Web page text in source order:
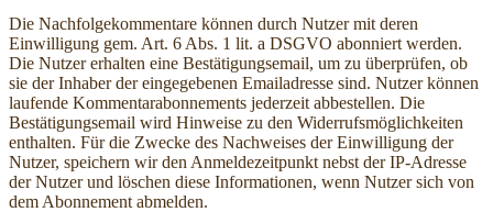
Die Nachfolgekommentare können durch Nutzer mit deren
Einwilligung gem. Art. 6 Abs. 1 lit. a DSGVO abonniert werden.
Die Nutzer erhalten eine Bestätigungsemail, um zu überprüfen, ob
sie der Inhaber der eingegebenen Emailadresse sind. Nutzer können
laufende Kommentarabonnements jederzeit abbestellen. Die
Bestätigungsemail wird Hinweise zu den Widerrufsmöglichkeiten
enthalten. Für die Zwecke des Nachweises der Einwilligung der
Nutzer, speichern wir den Anmeldezeitpunkt nebst der IP-Adresse
der Nutzer und löschen diese Informationen, wenn Nutzer sich von
dem Abonnement abmelden.